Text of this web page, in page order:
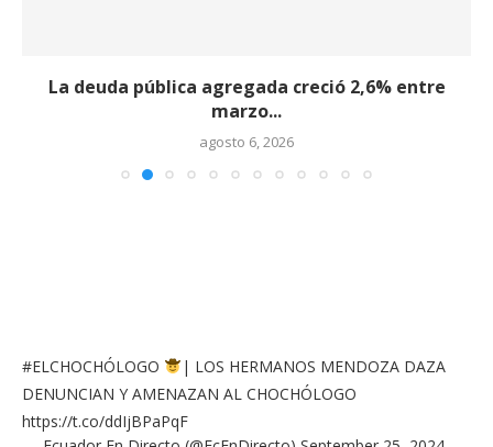
La deuda pública agregada creció 2,6% entre
marzo...
agosto 6, 2026
#ELCHOCHÓLOGO
| LOS HERMANOS MENDOZA DAZA
DENUNCIAN Y AMENAZAN AL CHOCHÓLOGO
https://t.co/ddIjBPaPqF